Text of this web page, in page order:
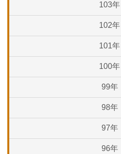
103年
102年
101年
100年
99年
98年
97年
96年